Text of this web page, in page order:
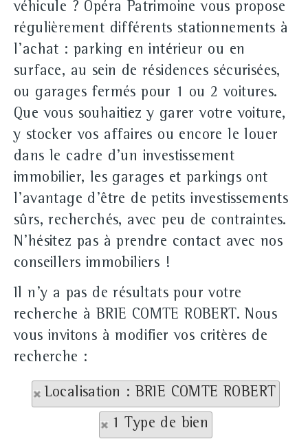
véhicule ? Opéra Patrimoine vous propose
régulièrement différents stationnements à
l'achat : parking en intérieur ou en
surface, au sein de résidences sécurisées,
ou garages fermés pour 1 ou 2 voitures.
Que vous souhaitiez y garer votre voiture,
y stocker vos affaires ou encore le louer
dans le cadre d'un investissement
immobilier, les garages et parkings ont
l'avantage d'être de petits investissements
sûrs, recherchés, avec peu de contraintes.
N'hésitez pas à prendre contact avec nos
conseillers immobiliers !
Il n'y a pas de résultats pour votre
recherche à BRIE COMTE ROBERT. Nous
vous invitons à modifier vos critères de
recherche :
Localisation : BRIE COMTE ROBERT
1 Type de bien